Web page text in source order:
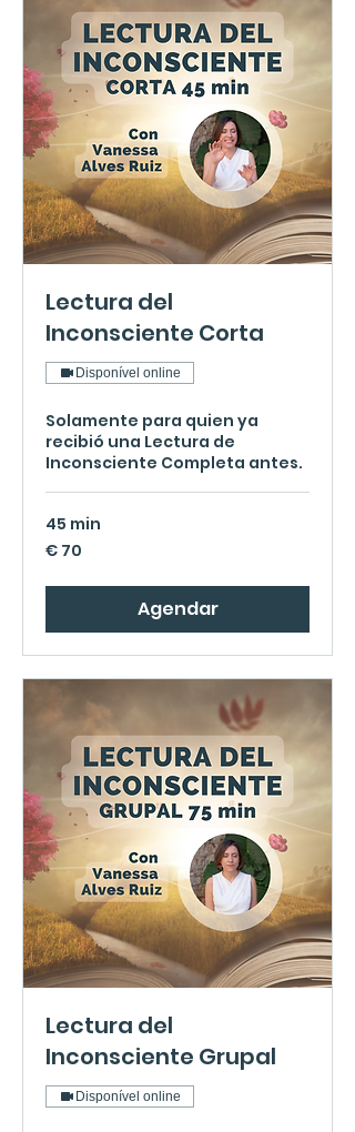
Lectura del
Inconsciente Corta
Disponível online
Solamente para quien ya
recibió una Lectura de
Inconsciente Completa antes.
45 min
70
Euros
€ 70
Agendar
Lectura del
Inconsciente Grupal
Disponível online